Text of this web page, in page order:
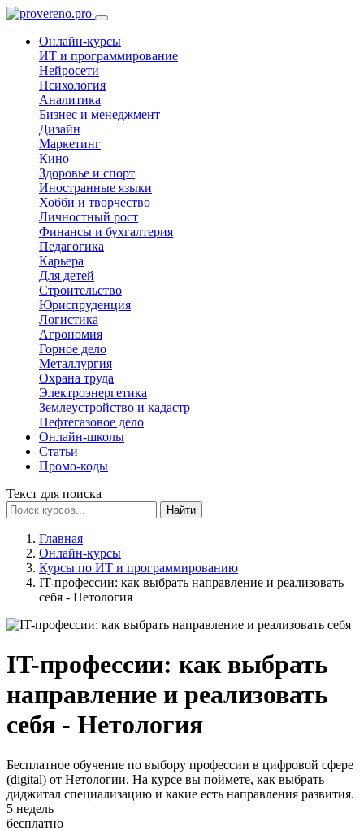
Онлайн-курсы
ИТ и программирование
Нейросети
Психология
Аналитика
Бизнес и менеджмент
Дизайн
Маркетинг
Кино
Здоровье и спорт
Иностранные языки
Хобби и творчество
Личностный рост
Финансы и бухгалтерия
Педагогика
Карьера
Для детей
Строительство
Юриспруденция
Логистика
Агрономия
Горное дело
Металлургия
Охрана труда
Электроэнергетика
Землеустройство и кадастр
Нефтегазовое дело
Онлайн-школы
Статьи
Промо-коды
Текст для поиска
Найти
Главная
Онлайн-курсы
Курсы по ИТ и программированию
IT-профессии: как выбрать направление и реализовать
себя - Нетология
IT-профессии: как выбрать
направление и реализовать
себя - Нетология
Бесплатное обучение по выбору профессии в цифровой сфере
(digital) от Нетологии. На курсе вы поймете, как выбрать
диджитал специализацию и какие есть направления развития.
5 недель
бесплатно